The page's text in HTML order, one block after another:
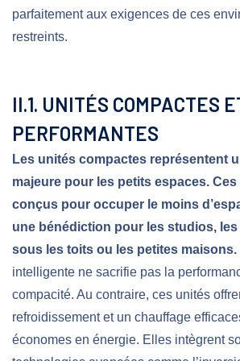
parfaitement aux exigences de ces
restreints.
II.1. UNITÉS COMPACTES
PERFORMANTES
Les unités compactes représentent
majeure pour les petits espaces.
conçus pour occuper le moins
une bénédiction pour les studios,
sous les toits ou les petites maisons.
intelligente ne sacrifie pas la
compacité. Au contraire, ces unités
refroidissement et un chauffage
économes en énergie. Elles intègrent